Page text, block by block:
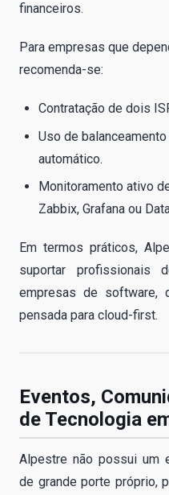
financeiros.
Para empresas que
recomenda-se:
Contratação de dois
Uso de
automático.
Monitoramento ativo
Zabbix, Grafana ou
Em termos práticos,
suportar profissionais
empresas de software,
pensada para cloud-first.
Eventos,
de Tecnologia
Alpestre não possui um
de grande porte próprio,